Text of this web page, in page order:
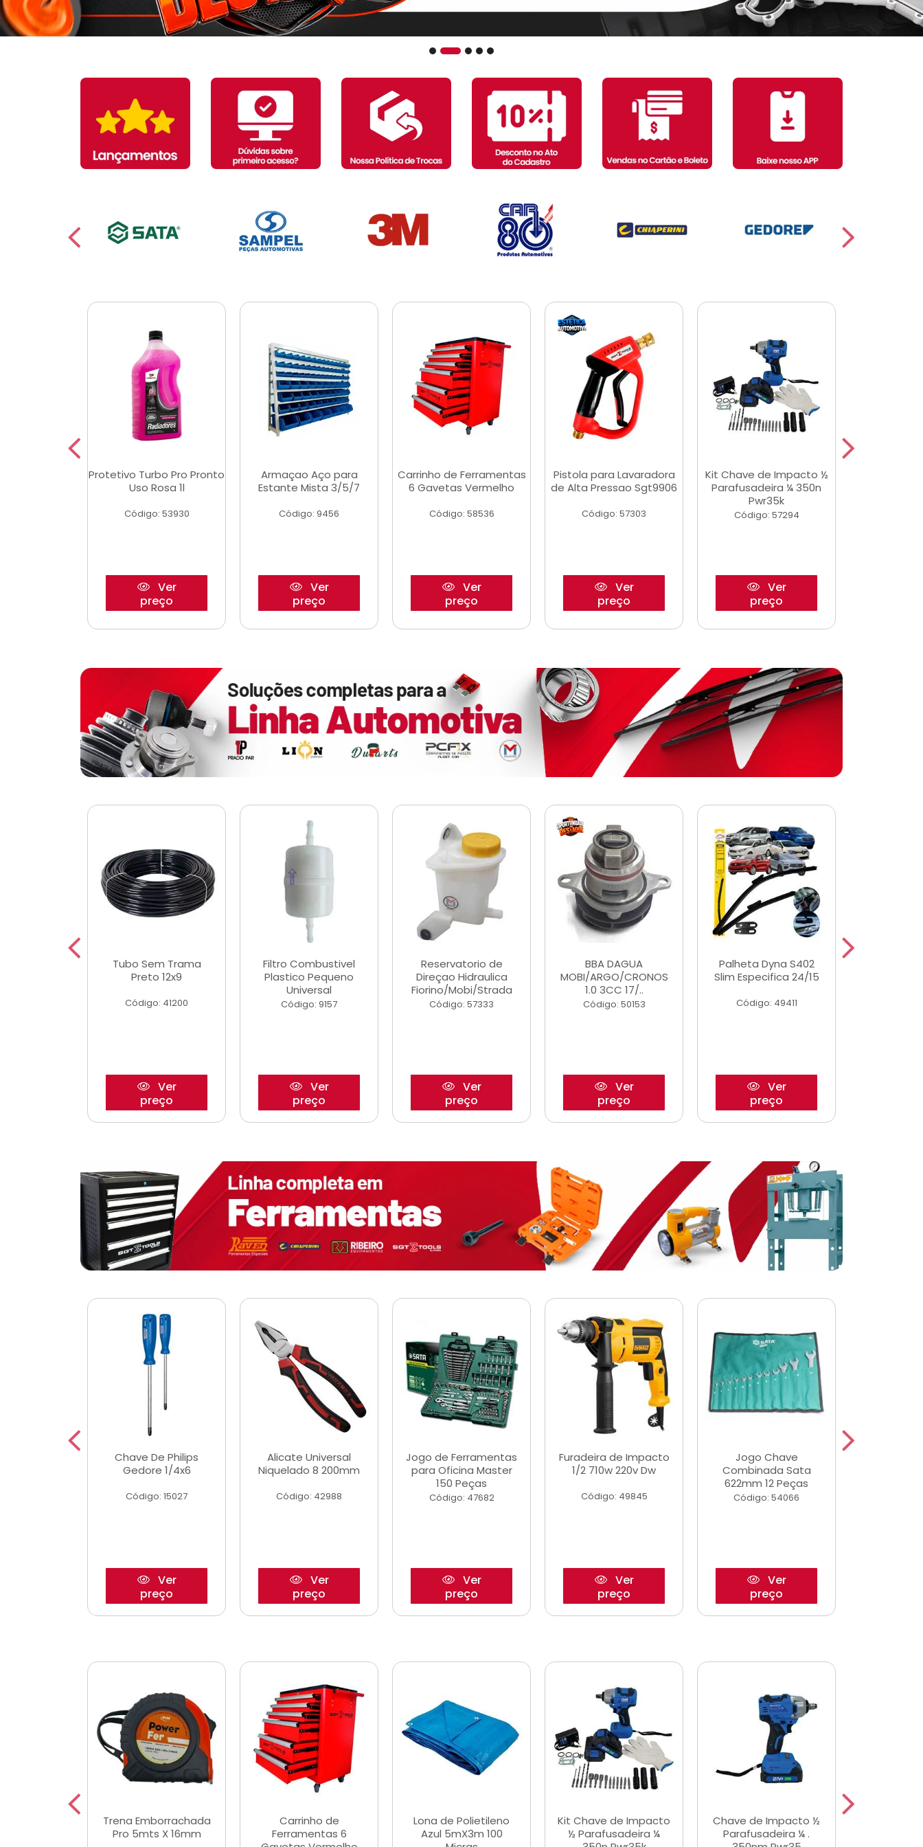
Protetivo Turbo Pro Pronto
Uso Rosa 1l
Código: 53930
Ver
preço
Armaçao Aço para
Estante Mista 3/5/7
Código: 9456
Ver
preço
Carrinho de Ferramentas
6 Gavetas Vermelho
Código: 58536
Ver
preço
Pistola para Lavaradora
de Alta Pressao Sgt9906
Código: 57303
Ver
preço
Kit Chave de Impacto ½
Parafusadeira ¼ 350n
Pwr35k
Código: 57294
Ver
preço
Tubo Sem Trama
Preto 12x9
Código: 41200
Ver
preço
Filtro Combustivel
Plastico Pequeno
Universal
Código: 9157
Ver
preço
Reservatorio de
Direçao Hidraulica
Fiorino/Mobi/Strada
Código: 57333
Ver
preço
BBA DAGUA
MOBI/ARGO/CRONOS
1.0 3CC 17/..
Código: 50153
Ver
preço
Palheta Dyna S402
Slim Especifica 24/15
Código: 49411
Ver
preço
Chave De Philips
Gedore 1/4x6
Código: 15027
Ver
preço
Alicate Universal
Niquelado 8 200mm
Código: 42988
Ver
preço
Jogo de Ferramentas
para Oficina Master
150 Peças
Código: 47682
Ver
preço
Furadeira de Impacto
1/2 710w 220v Dw
Código: 49845
Ver
preço
Jogo Chave
Combinada Sata
622mm 12 Peças
Código: 54066
Ver
preço
Trena Emborrachada
Pro 5mts X 16mm
Carrinho de
Ferramentas 6
Lona de Polietileno
Azul 5mX3m 100
Kit Chave de Impacto
½ Parafusadeira ¼
Chave de Impacto ½
Parafusadeira ¼ .